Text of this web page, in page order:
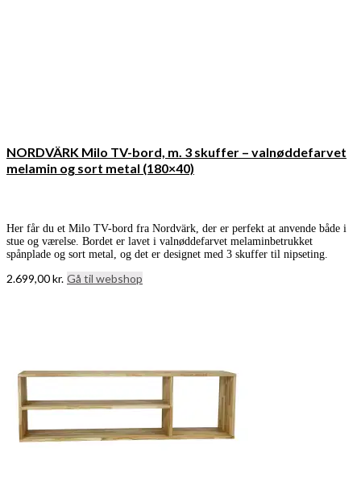
NORDVÄRK Milo TV-bord, m. 3 skuffer – valnøddefarvet
melamin og sort metal (180×40)
Her får du et Milo TV-bord fra Nordvärk, der er perfekt at anvende både i
stue og værelse. Bordet er lavet i valnøddefarvet melaminbetrukket
spånplade og sort metal, og det er designet med 3 skuffer til nipseting.
2.699,00kr. Gå til webshop